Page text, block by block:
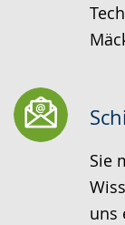
Sie
uns